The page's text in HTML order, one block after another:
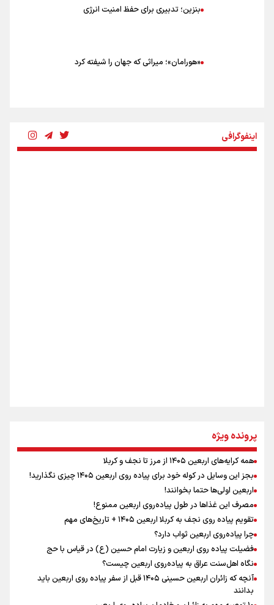
بنزین؛ تدبیری برای حفظ امنیت انرژی
«هورامان»؛ میراثی که جهان را شیفته کرد
نگاه تمدنی رهبر شهید به فضای مجازی
رابطه کارگر و کارفرما در اندیشه رهبر شهید: از تضاد به
زوجیت
اینفوگرافی
اینفو برنا / توصیه‌هایی طلایی برای پیاده روی اربعین
پرونده ویژه
همه کرایه‌های اربعین ۱۴۰۵ از مرز تا نجف و کربلا
بجز این وسایل در کوله خود برای پیاده روی اربعین ۱۴۰۵ چیزی نگذارید!
اربعین اولی‌ها حتما بخوانند!
مصرف این غذاها در طول پیاده‌روی اربعین ممنوع!
تقویم پیاده روی نجف به کربلا اربعین ۱۴۰۵ + تاریخ‌های مهم
چرا پیاده‌روی اربعین ثواب دارد؟
فضیلت پیاده روی اربعین و زیارت امام حسین (ع) در قیاس با حج
نگاه اهل‌سنت عراق به پیاده‌روی اربعین چیست؟
آنچه که زائران اربعین حسینی ۱۴۰۵ قبل از سفر پیاده روی اربعین باید
بدانند